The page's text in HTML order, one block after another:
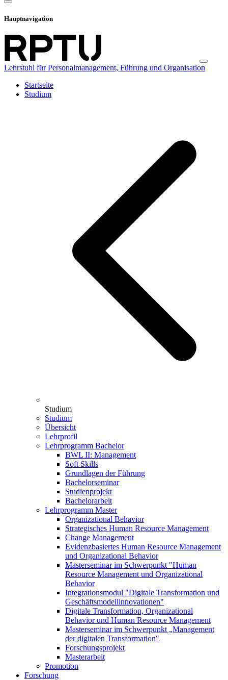
Hauptnavigation
Lehrstuhl für Personalmanagement, Führung und Organisation
Startseite
Studium
Studium
Studium
Übersicht
Lehrprofil
Lehrprogramm Bachelor
BWL II: Management
Soft Skills
Grundlagen der Führung
Bachelorseminar
Studienprojekt
Bachelorarbeit
Lehrprogramm Master
Organizational Behavior
Strategisches Human Resource Management
Change Management
Evidenzbasiertes Human Resource Management
und Organizational Behavior
Masterseminar im Schwerpunkt "Human
Resource Management und Organizational
Behavior
Integrationsmodul "Digitale Transformation und
Geschäftsmodellinnovationen"
Digitale Transformation, Organizational
Behavior und Human Resource Management
Masterseminar im Schwerpunkt „Management
der digitalen Transformation"
Forschungsprojekt
Masterarbeit
Promotion
Forschung